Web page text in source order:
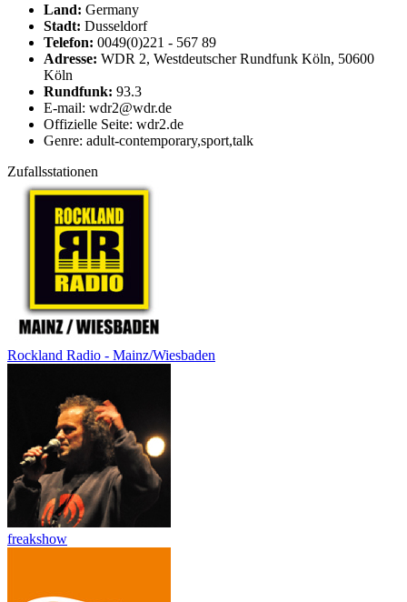
Land: Germany
Stadt: Dusseldorf
Telefon: 0049(0)221 - 567 89
Adresse: WDR 2, Westdeutscher Rundfunk Köln, 50600
Köln
Rundfunk: 93.3
E-mail: wdr2@wdr.de
Offizielle Seite: wdr2.de
Genre: adult-contemporary,sport,talk
Zufallsstationen
Rockland Radio - Mainz/Wiesbaden
freakshow